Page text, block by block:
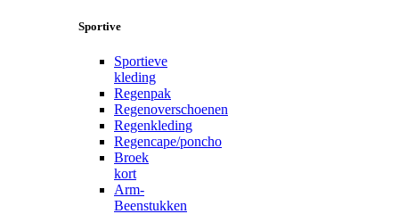
Sportive
Sportieve
kleding
Regenpak
Regenoverschoenen
Regenkleding
Regencape/poncho
Broek
kort
Arm-
Beenstukken